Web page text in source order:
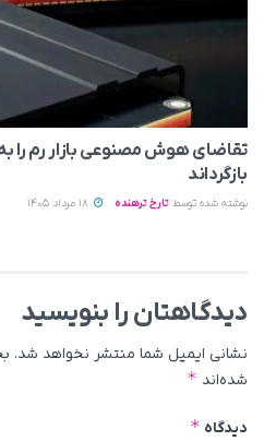
بازگرداند
نوشته شده توسط تارخ ترهنده
دیدگاهتان را بنویسید
نشانی ایمیل شما منتشر نخواهد شد.
شده‌اند *
دیدگاه *